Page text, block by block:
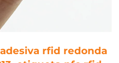
rfid redonda